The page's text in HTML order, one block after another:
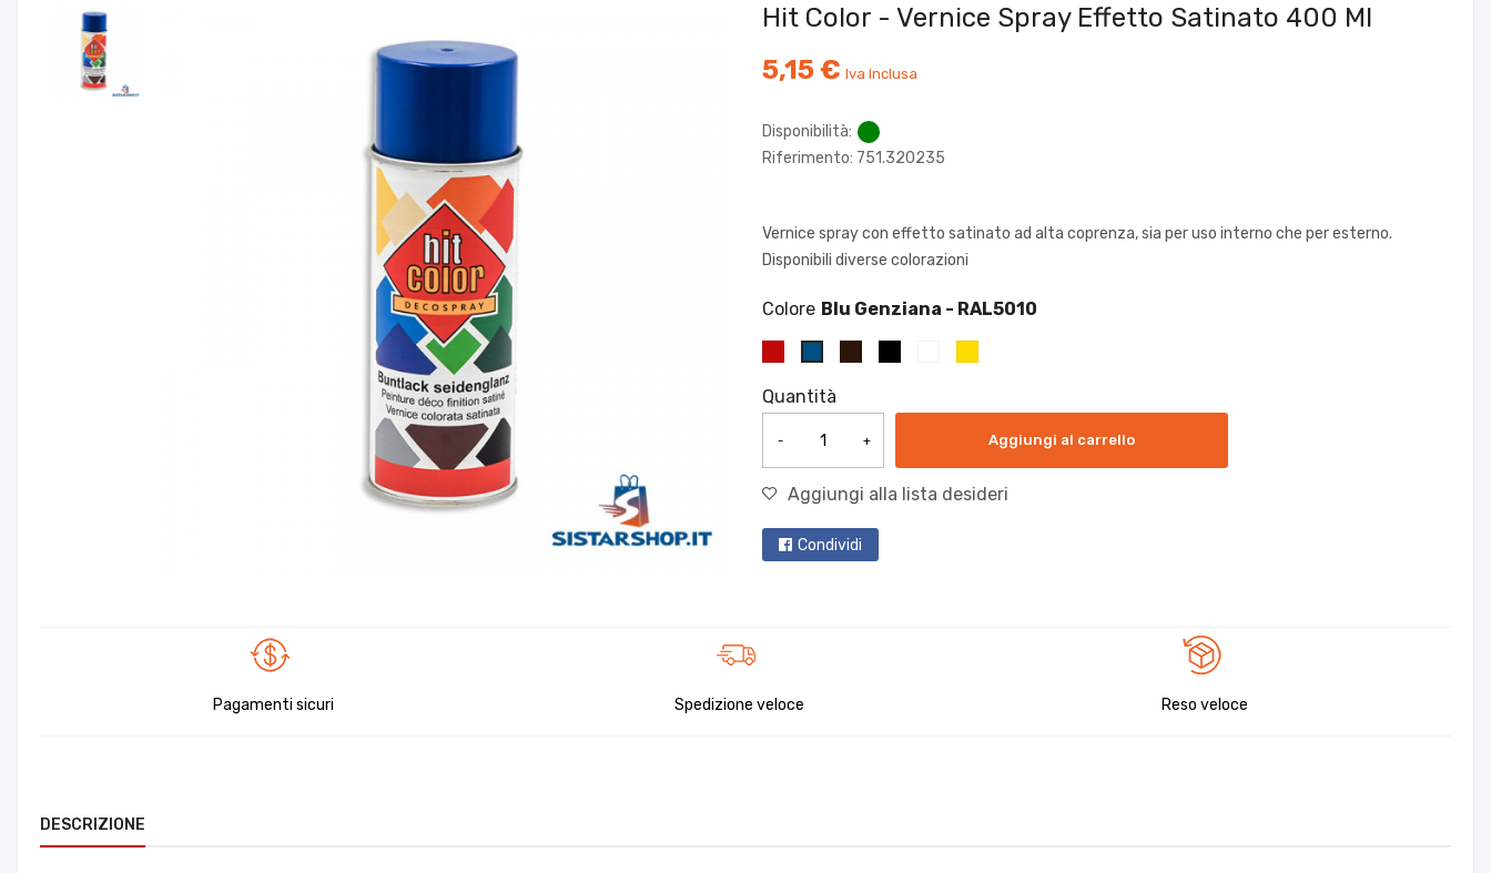
Hit Color - Vernice Spray Effetto Satinato 400 Ml
5,15 € Iva Inclusa
Disponibilità:
Riferimento: 751.320235
Vernice spray con effetto satinato ad alta coprenza, sia per uso interno che per esterno.
Disponibili diverse colorazioni
Colore
Quantità
- + Aggiungi al carrello
Aggiungi alla lista desideri
Condividi
Pagamenti sicuri Spedizione veloce Reso veloce
DESCRIZIONE